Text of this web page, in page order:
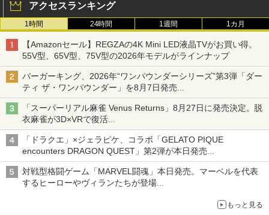
アクセスランキング
1時間 24時間 1週間 1カ月
【Amazonセール】REGZAの4K Mini LED液晶TVがお買い得。
55V型、65V型、75V型の2026年モデルがラインナップ
バーガーキング、2026年“ワンパウンダーシリーズ”第3弾「ダー
ティ ザ・ワンパウンダー」を8月7日発売
「特製ガーリックマヨソース」を使用した超大型チーズバーガー
「スーパーリアル麻雀 Venus Returns」8月27日に発売決定。脱
衣麻雀が3D×VRで復活
発売から2週間は20%オフになるセールが実施
「ドラクエ」×ジェラピケ、コラボ「GELATO PIQUE
encounters DRAGON QUEST」第2弾が本日発売
アイスカップに入ったスライムやわたぼう、ベビーサタンなどが
オリジナルアートで登場
対戦型格闘ゲーム「MARVEL闘魂」本日発売。マーベルを代表
するヒーローやヴィランたちが登場
もっと見る